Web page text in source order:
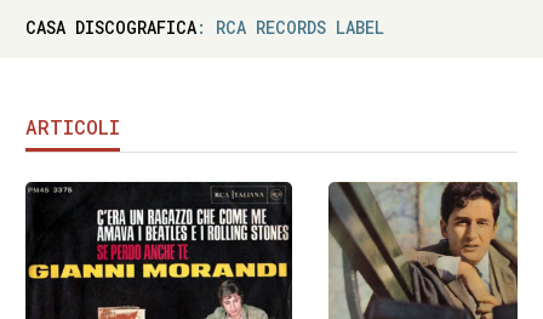
CASA DISCOGRAFICA: RCA RECORDS LABEL
ARTICOLI